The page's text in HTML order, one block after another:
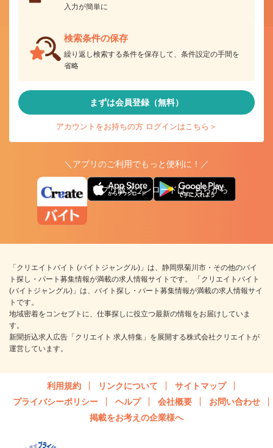
入力が簡単に
検索条件の保存
繰り返し検索する条件を保存して、条件設定の手間を
省略
まずは会員登録（無料）
アカウントをお持ちの方 ログインはこちら＞
＼アプリのご利用でもっと便利に！／
アプリ版ダウンロードはこちらから
「クリエイトバイト (バイトジャングル)」は、静岡県菊川市・その他のバイ
ト探し・パート募集情報が満載の求人情報サイトです。 「クリエイトバイト
(バイトジャングル)」は、バイト探し・パート募集情報が満載の求人情報サイ
トです。
地域密着をコンセプトに、仕事探しに役立つ最新の情報をお届けしていま
す。
新聞折込求人広告「クリエイト 求人特集」を展開する株式会社クリエイトが
運営しています。
利用規約 リンクについて
サイトマップ
プライバシーポリシー
ヘルプ 会社概要
お問い合わせ
掲載をお考えの企業様へ